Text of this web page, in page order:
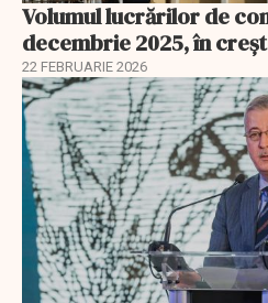
Volumul lucrărilor de
decembrie 2025, în
22 FEBRUARIE 2026